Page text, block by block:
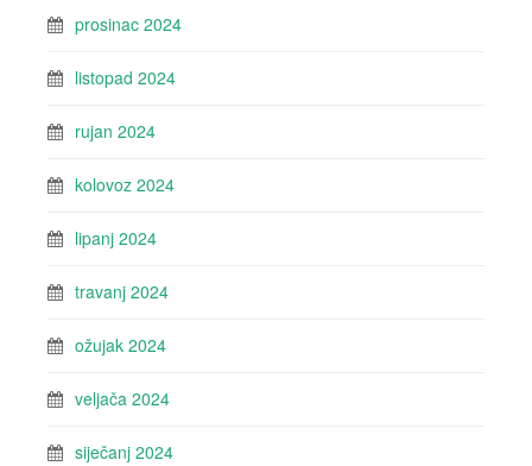
prosinac 2024
listopad 2024
rujan 2024
kolovoz 2024
lipanj 2024
travanj 2024
ožujak 2024
veljača 2024
siječanj 2024